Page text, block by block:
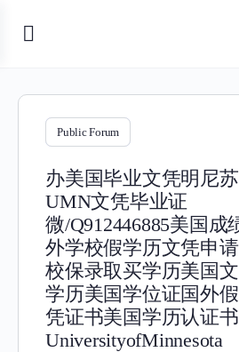
Public Forum
办美国毕业文凭明尼
UMN文凭毕业证
微/Q912446885美国成
外学校假学历文凭申
校保录取买学历美国
学历美国学位证国外
凭证书美国学历认证书
UniversityofMinnesota